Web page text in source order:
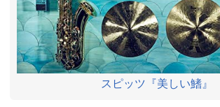
スピッツ『美しい鰭』